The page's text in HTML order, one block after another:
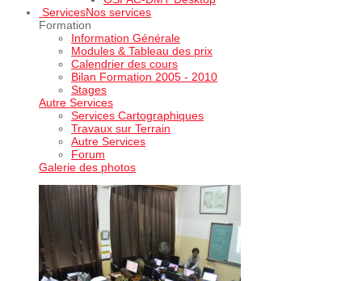
ServicesNos services
Formation
Information Générale
Modules & Tableau des prix
Calendrier des cours
Bilan Formation 2005 - 2010
Stages
Autre Services
Services Cartographiques
Travaux sur Terrain
Autre Services
Forum
Galerie des photos